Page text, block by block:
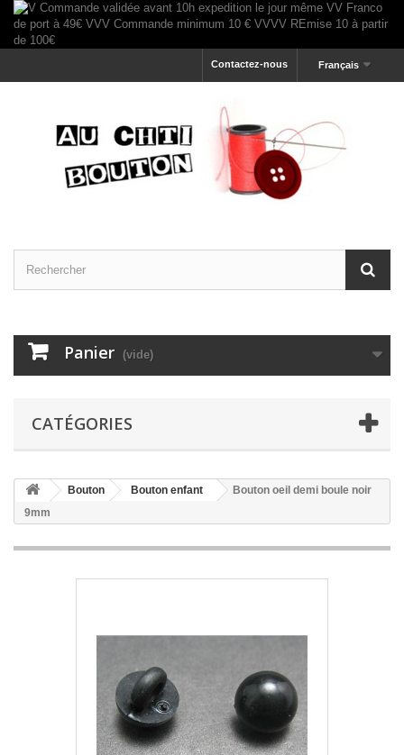
Français
Contactez-nous
Panier (vide)
CATÉGORIES
Bouton Bouton enfant
Bouton oeil demi boule noir
9mm